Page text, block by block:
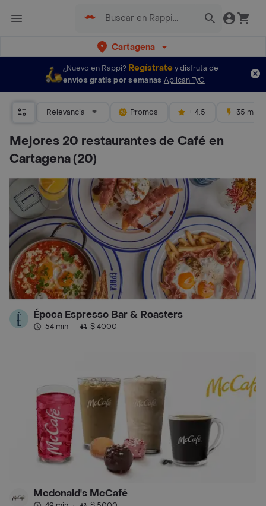
Cartagena
¿Nuevo en Rappi? Regístratey disfruta de
envíos gratis por semanas Aplican TyC
Relevancia Promos + 4.5 35 mins
Mejores 20 restaurantes de Café en
Cartagena(20)
Época Espresso Bar & Roasters
54 min · $ 4000
Mcdonald's McCafé